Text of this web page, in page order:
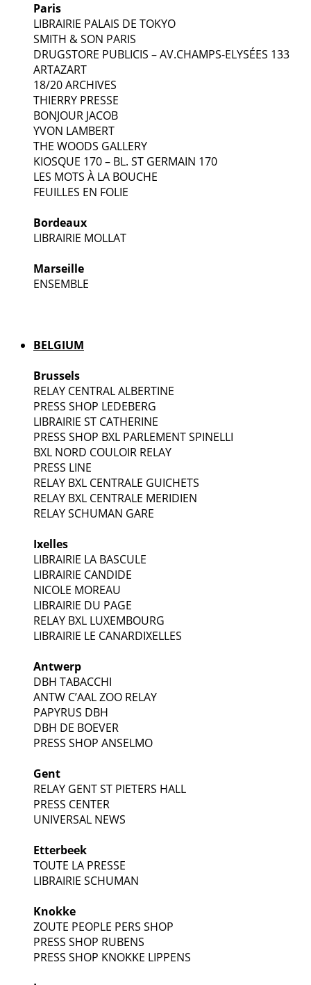
Paris
LIBRAIRIE PALAIS DE TOKYO
SMITH & SON PARIS
DRUGSTORE PUBLICIS – AV.CHAMPS-ELYSÉES 133
ARTAZART
18/20 ARCHIVES
THIERRY PRESSE
BONJOUR JACOB
YVON LAMBERT
THE WOODS GALLERY
KIOSQUE 170 – BL. ST GERMAIN 170
LES MOTS À LA BOUCHE
FEUILLES EN FOLIE
Bordeaux
LIBRAIRIE MOLLAT
Marseille
ENSEMBLE
BELGIUM
Brussels
RELAY CENTRAL ALBERTINE
PRESS SHOP LEDEBERG
LIBRAIRIE ST CATHERINE
PRESS SHOP BXL PARLEMENT SPINELLI
BXL NORD COULOIR RELAY
PRESS LINE
RELAY BXL CENTRALE GUICHETS
RELAY BXL CENTRALE MERIDIEN
RELAY SCHUMAN GARE
Ixelles
LIBRAIRIE LA BASCULE
LIBRAIRIE CANDIDE
NICOLE MOREAU
LIBRAIRIE DU PAGE
RELAY BXL LUXEMBOURG
LIBRAIRIE LE CANARDIXELLES
Antwerp
DBH TABACCHI
ANTW C’AAL ZOO RELAY
PAPYRUS DBH
DBH DE BOEVER
PRESS SHOP ANSELMO
Gent
RELAY GENT ST PIETERS HALL
PRESS CENTER
UNIVERSAL NEWS
Etterbeek
TOUTE LA PRESSE
LIBRAIRIE SCHUMAN
Knokke
ZOUTE PEOPLE PERS SHOP
PRESS SHOP RUBENS
PRESS SHOP KNOKKE LIPPENS